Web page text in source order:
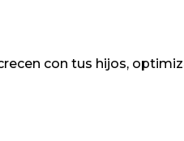
con tus hijos,